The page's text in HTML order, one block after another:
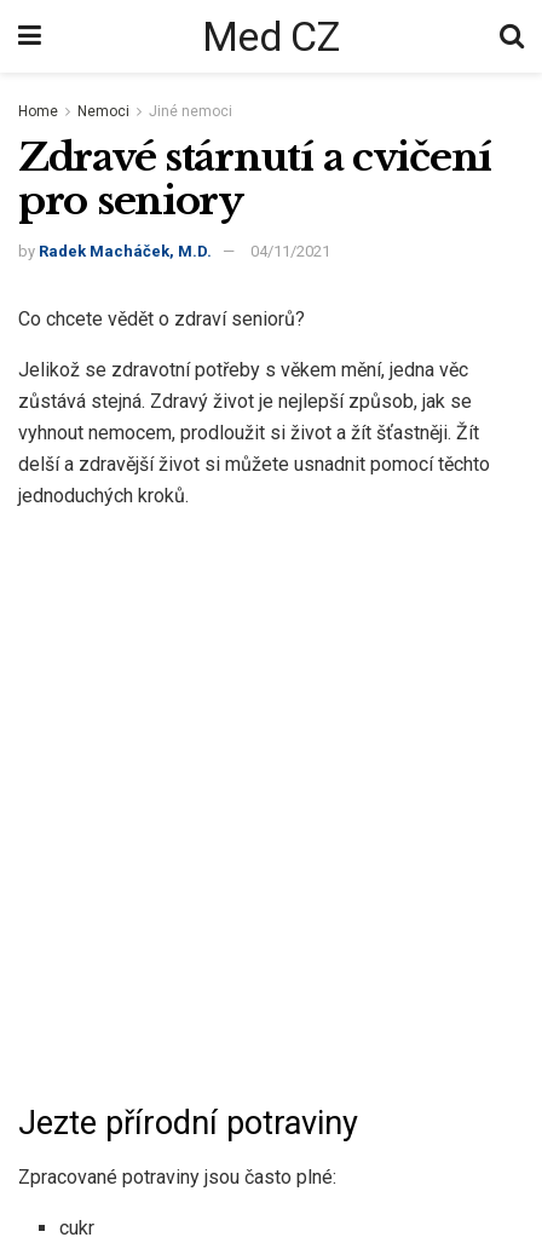
Med CZ
Home Nemoci Jiné nemoci
Zdravé stárnutí a cvičení
pro seniory
by Radek Macháček, M.D. 04/11/2021
Co chcete vědět o zdraví seniorů?
Jelikož se zdravotní potřeby s věkem mění, jedna věc
zůstává stejná. Zdravý život je nejlepší způsob, jak se
vyhnout nemocem, prodloužit si život a žít šťastněji. Žít
delší a zdravější život si můžete usnadnit pomocí těchto
jednoduchých kroků.
Jezte přírodní potraviny
Zpracované potraviny jsou často plné:
cukr